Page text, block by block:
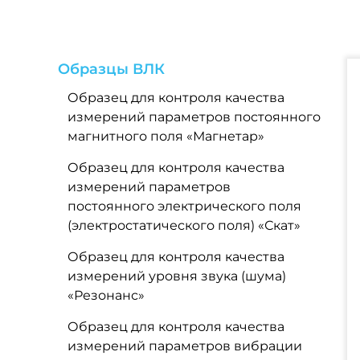
Образцы ВЛК
Образец для контроля качества
измерений параметров постоянного
магнитного поля «Магнетар»
Образец для контроля качества
измерений параметров
постоянного электрического поля
(электростатического поля) «Скат»
Образец для контроля качества
измерений уровня звука (шума)
«Резонанс»
Образец для контроля качества
измерений параметров вибрации